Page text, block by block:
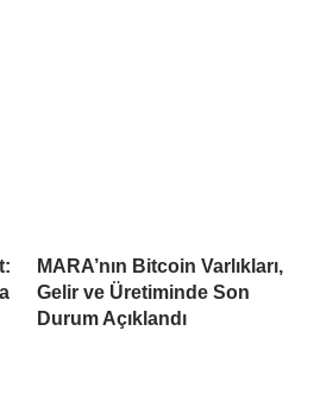
MARA’nın Bitcoin Varlıkları,
Gelir ve Üretiminde Son
Durum Açıklandı